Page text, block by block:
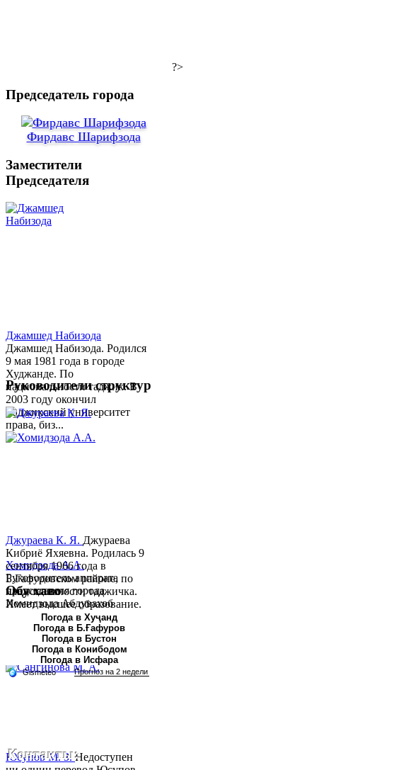
?>
Председатель города
Фирдавс Шарифзода
Заместители
Председателя
Джамшед Набизода
Джамшед Набизода. Родился
9 мая 1981 года в городе
Худжанде. По
национальности таджик. В
2003 году окончил
Таджикский университет
права, биз...
Хомидзода А.А.
Руководитель аппарата
председателя города
Хомидзода Абдувахоб
Абдумаджид родился 8
июня 1978 года в городе
Худжанде. По
национальности...
Руководители структур
Джураева К. Я. Джураева
Кибриё Яхяевна. Родилась 9
сентября 1966 года в
Б.Гафуровском районе, по
национальности таджичка.
Имеет высшее образование.
В 1997 ...
Юсупов М. З.Недоступен
Обу хаво
Погода в Хуҷанд
Погода в Б.Ғафуров
Погода в Бустон
Погода в Конибодом
Погода в Исфара
Контакты: